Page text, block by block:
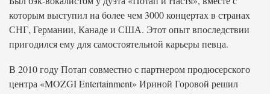
которым выступил на более чем 3000 концертах в странах
СНГ, Германии, Канаде и США. Этот опыт впоследствии
пригодился ему для самостоятельной карьеры певца.
В 2010 году Потап совместно с партнером продюсерского
центра «MOZGI Entertainment» Ириной Горовой решил